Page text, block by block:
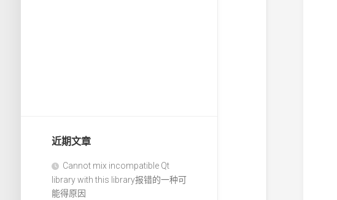
近期文章
Cannot mix incompatible Qt
library with this library报错的一种可
能得原因